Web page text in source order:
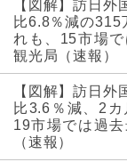
【図解】訪日
比6.8％減の315
れも、15市場
観光局（速報）
【図解】訪日
比3.6％減、2
19市場では過
（速報）